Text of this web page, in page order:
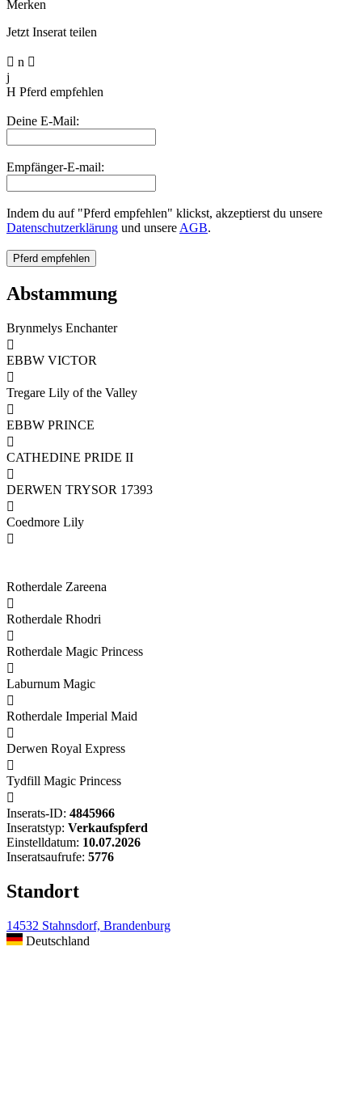
Merken
Jetzt Inserat teilen
 n 
j
H Pferd empfehlen
Deine E-Mail:
Empfänger-E-mail:
Indem du auf "Pferd empfehlen" klickst, akzeptierst du unsere
Datenschutzerklärung und unsere AGB.
Abstammung
Brynmelys Enchanter

EBBW VICTOR

Tregare Lily of the Valley

EBBW PRINCE

CATHEDINE PRIDE II

DERWEN TRYSOR 17393

Coedmore Lily

Rotherdale Zareena

Rotherdale Rhodri

Rotherdale Magic Princess

Laburnum Magic

Rotherdale Imperial Maid

Derwen Royal Express

Tydfill Magic Princess

Inserats-ID: 4845966
Inseratstyp: Verkaufspferd
Einstelldatum: 10.07.2026
Inseratsaufrufe: 5776
Standort
14532 Stahnsdorf, Brandenburg
Deutschland